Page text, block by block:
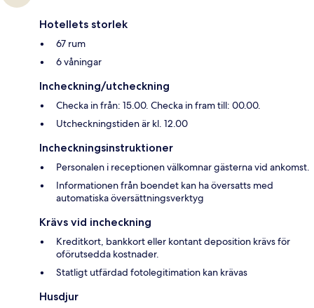
Hotellets storlek
67 rum
6 våningar
Incheckning/utcheckning
Checka in från: 15.00. Checka in fram till: 00.00.
Utcheckningstiden är kl. 12.00
Incheckningsinstruktioner
Personalen i receptionen välkomnar gästerna vid ankomst.
Informationen från boendet kan ha översatts med
automatiska översättningsverktyg
Krävs vid incheckning
Kreditkort, bankkort eller kontant deposition krävs för
oförutsedda kostnader.
Statligt utfärdad fotolegitimation kan krävas
Husdjur